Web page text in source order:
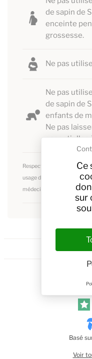
Ce
sur
de sapin de
enceinte
grossesse.
Ne pas
Ne pas
de sapin de
enfants de
Ne pas
essentielles
Respectez les précautions
usage des huiles
médecin.
Basé
Voir